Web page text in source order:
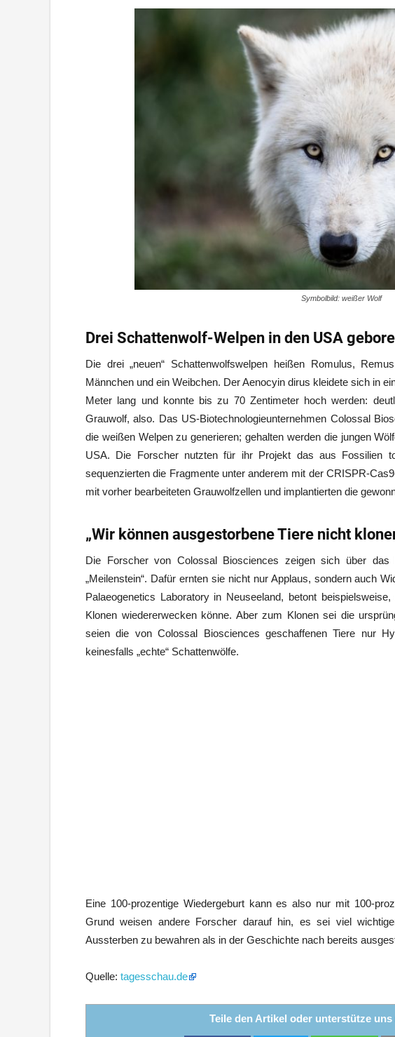
Symbolbild: weißer Wolf
Drei Schattenwolf-Welpen in den USA
Die drei „neuen“ Schattenwolfswelpen heißen Romulus,
Männchen und ein Weibchen. Der Aenocyin dirus kleidete sich in
Meter lang und konnte bis zu 70 Zentimeter hoch werden:
Grauwolf, also. Das US-Biotechnologieunternehmen Colossal
die weißen Welpen zu generieren; gehalten werden die jungen
USA. Die Forscher nutzten für ihr Projekt das aus Fossilien
sequenzierten die Fragmente unter anderem mit der CRISPR-
mit vorher bearbeiteten Grauwolfzellen und implantierten die
„Wir können ausgestorbene Tiere nicht
Die Forscher von Colossal Biosciences zeigen sich über
„Meilenstein“. Dafür ernten sie nicht nur Applaus, sondern auch
Palaeogenetics Laboratory in Neuseeland, betont
Klonen wiedererwecken könne. Aber zum Klonen sei die
seien die von Colossal Biosciences geschaffenen Tiere nur
keinesfalls „echte“ Schattenwölfe.
Eine 100-prozentige Wiedergeburt kann es also nur mit 100-
Grund weisen andere Forscher darauf hin, es sei viel
Aussterben zu bewahren als in der Geschichte nach bereits
Quelle: tagesschau.de
Teile den Artikel oder unterstütze uns